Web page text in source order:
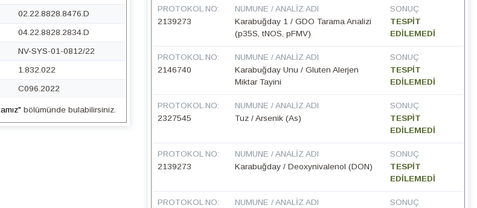
PROTOKOL NO:
2139273
NUMUNE / ANALIZ ADI
Karabuğday 1 / GDO Tarama Analizi
(p35S, tNOS, pFMV)
SONUÇ
TESPİT
EDİLEMEDİ
PROTOKOL NO:
2146740
NUMUNE / ANALIZ ADI
Karabuğday Unu / Gluten Alerjen
Miktar Tayini
SONUÇ
TESPİT
EDİLEMEDİ
PROTOKOL NO:
2327545
NUMUNE / ANALIZ ADI
Tuz / Arsenik (As)
SONUÇ
TESPİT
EDİLEMEDİ
PROTOKOL NO:
2139273
NUMUNE / ANALIZ ADI
Karabuğday / Deoxynivalenol (DON)
SONUÇ
TESPİT
EDİLEMEDİ
PROTOKOL NO:
NUMUNE / ANALIZ ADI
SONUÇ
02.22.8828.8476.D
04.22.8828.2834.D
NV-SYS-01-0812/22
1.832.022
C096.2022
bölümünde bulabilirsiniz.